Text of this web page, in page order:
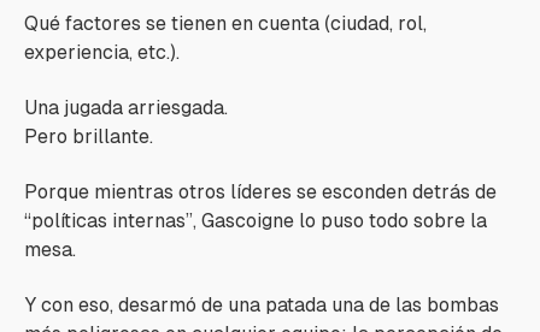
Qué factores se tienen en cuenta (ciudad, rol,
experiencia, etc.).
Una jugada arriesgada.
Pero brillante.
Porque mientras otros líderes se esconden detrás de
“políticas internas”, Gascoigne lo puso todo sobre la
mesa.
Y con eso, desarmó de una patada una de las bombas